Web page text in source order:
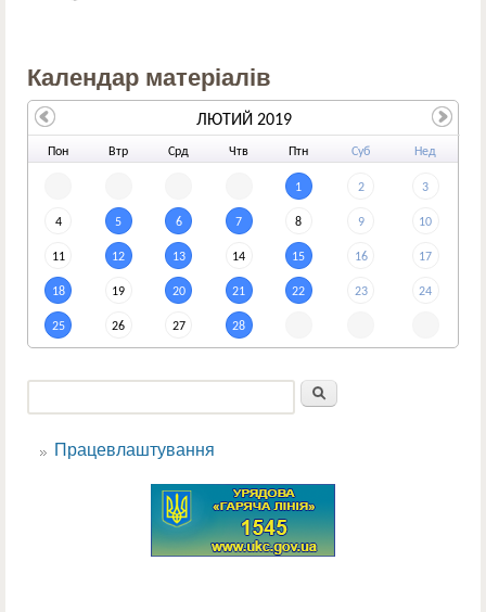
Календар матеріалів
Пон Втр Срд Чтв Птн Суб Нед
1 2 3
4 5 6 7 8 9 10
11 12 13 14 15 16 17
18 19 20 21 22 23 24
25 26 27 28
ЛЮТИЙ 2019
Пошукова форма
Працевлаштування